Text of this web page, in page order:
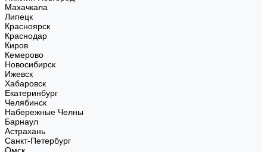
Махачкала
Липецк
Красноярск
Краснодар
Киров
Кемерово
Новосибирск
Ижевск
Хабаровск
Екатеринбург
Челябинск
Набережные Челны
Барнаул
Астрахань
Санкт-Петербург